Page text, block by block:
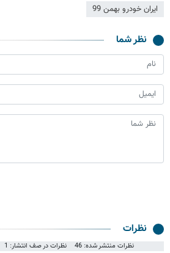
ایران خودرو بهمن 99
نظر شما
نظرات
نظرات منتشر شده: 46 نظرات در صف انتشار: 1